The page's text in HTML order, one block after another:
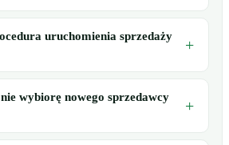
uruchomienia sprzedaży
wybiorę nowego sprzedawcy